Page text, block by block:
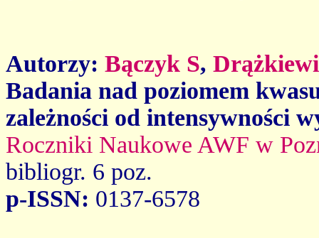
Autorzy: Bączyk S,
Badania nad poziomem
zależności od intensywności
Roczniki Naukowe AWF w
bibliogr. 6 poz.
p-ISSN: 0137-6578